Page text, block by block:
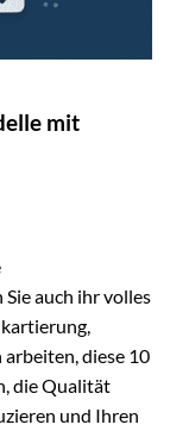
mit
auch ihr volles
diese 10
die Qualität
und Ihren